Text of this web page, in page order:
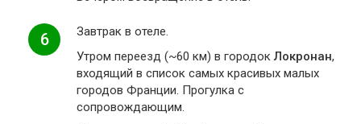
6
Завтрак в отеле.
Утром переезд (~60 км) в городокЛокронан,
входящий в список самых красивых малых
городов Франции. Прогулка с
сопровождающим.